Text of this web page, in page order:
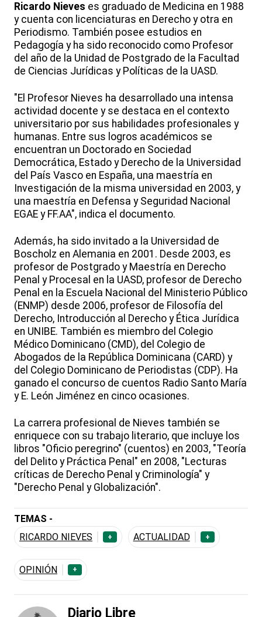
Ricardo Nieves es graduado de Medicina en 1988
y cuenta con licenciaturas en Derecho y otra en
Periodismo. También posee estudios en
Pedagogía y ha sido reconocido como Profesor
del año de la Unidad de Postgrado de la Facultad
de Ciencias Jurídicas y Políticas de la UASD.
"El Profesor Nieves ha desarrollado una intensa
actividad docente y se destaca en el contexto
universitario por sus habilidades profesionales y
humanas. Entre sus logros académicos se
encuentran un Doctorado en Sociedad
Democrática, Estado y Derecho de la Universidad
del País Vasco en España, una maestría en
Investigación de la misma universidad en 2003, y
una maestría en Defensa y Seguridad Nacional
EGAE y FF.AA", indica el documento.
Además, ha sido invitado a la Universidad de
Boscholz en Alemania en 2001. Desde 2003, es
profesor de Postgrado y Maestría en Derecho
Penal y Procesal en la UASD, profesor de Derecho
Penal en la Escuela Nacional del Ministerio Público
(ENMP) desde 2006, profesor de Filosofía del
Derecho, Introducción al Derecho y Ética Jurídica
en UNIBE. También es miembro del Colegio
Médico Dominicano (CMD), del Colegio de
Abogados de la República Dominicana (CARD) y
del Colegio Dominicano de Periodistas (CDP). Ha
ganado el concurso de cuentos Radio Santo María
y E. León Jiménez en cinco ocasiones.
La carrera profesional de Nieves también se
enriquece con su trabajo literario, que incluye los
libros "Oficio peregrino" (cuentos) en 2003, "Teoría
del Delito y Práctica Penal" en 2008, "Lecturas
críticas de Derecho Penal y Criminología" y
"Derecho Penal y Globalización".
TEMAS -
RICARDO NIEVES
+ ACTUALIDAD +
OPINIÓN +
Diario Libre